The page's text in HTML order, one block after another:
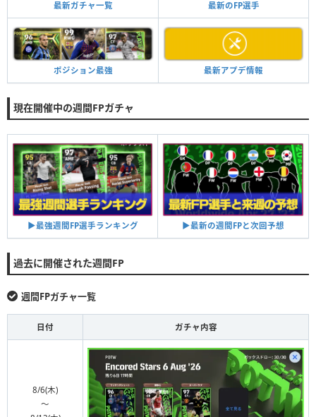
最新ガチャ一覧 最新のFP選手
ポジション最強 最新アプデ情報
現在開催中の週間FPガチャ
▶︎最強週間FP選手ランキング ▶︎最新の週間FPと次回予想
過去に開催された週間FP
週間FPガチャ一覧
日付 ガチャ内容
8/6(木)
〜